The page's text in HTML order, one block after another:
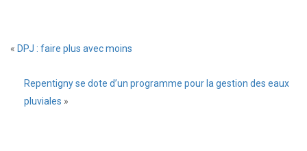
« DPJ : faire plus avec moins
Repentigny se dote d’un programme pour la gestion des eaux
pluviales »